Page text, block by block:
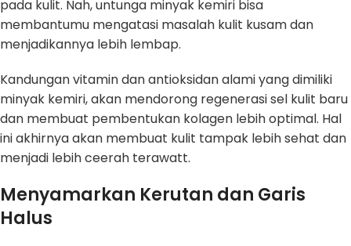
pada kulit. Nah, untunga minyak kemiri bisa
membantumu mengatasi masalah kulit kusam dan
menjadikannya lebih lembap.
Kandungan vitamin dan antioksidan alami yang dimiliki
minyak kemiri, akan mendorong regenerasi sel kulit baru
dan membuat pembentukan kolagen lebih optimal. Hal
ini akhirnya akan membuat kulit tampak lebih sehat dan
menjadi lebih ceerah terawatt.
Menyamarkan Kerutan dan Garis
Halus